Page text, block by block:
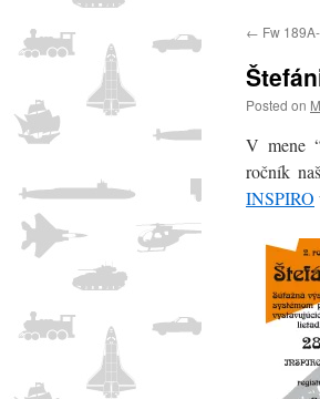
content
← Fw
Posted on
V mene
ročník
INSPIRO